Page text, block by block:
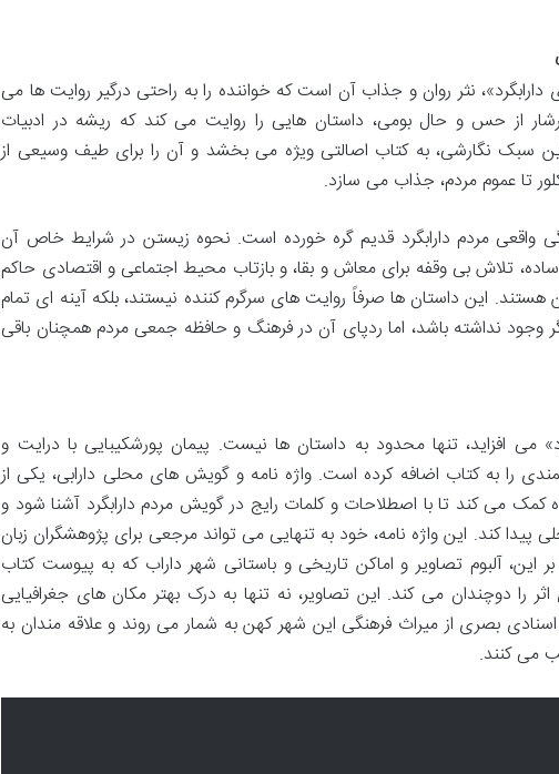
نثر روان و جذاب آن است که خواننده را به راحتی درگیر روایت ها می
از حس و حال بومی، داستان هایی را روایت می کند که ریشه در ادبیات
سبک نگارشی، به کتاب اصالتی ویژه می بخشد و آن را برای طیف وسیعی از
تا عموم مردم، جذاب می سازد.
واقعی مردم دارابگرد قدیم گره خورده است. نحوه زیستن در شرایط خاص آن
ساده، تلاش بی وقفه برای معاش و بقا، و بازتاب محیط اجتماعی و اقتصادی حاکم
هستند. این داستان ها صرفاً روایت های سرگرم کننده نیستند، بلکه آینه ای تمام
وجود نداشته باشد، اما ردپای آن در فرهنگ و حافظه جمعی مردم همچنان باقی
می افزاید، تنها محدود به داستان ها نیست. پیمان پورشکیبایی با درایت و
را به کتاب اضافه کرده است. واژه نامه و گویش های محلی دارابی، یکی از
کمک می کند تا با اصطلاحات و کلمات رایج در گویش مردم دارابگرد آشنا شود و
کند. این واژه نامه، خود به تنهایی می تواند مرجعی برای پژوهشگران زبان
این، آلبوم تصاویر و اماکن تاریخی و باستانی شهر داراب که به پیوست کتاب
را دوچندان می کند. این تصاویر، نه تنها به درک بهتر مکان های جغرافیایی
بصری از میراث فرهنگی این شهر کهن به شمار می روند و علاقه مندان به
می کنند.